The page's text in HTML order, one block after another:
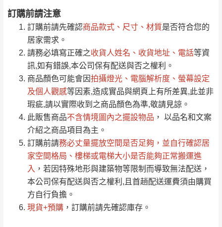
訂購前請注意
訂購前請先確認商品款式、尺寸、材質是否符合您的
居家需求。
請務必填寫正確之收貨人姓名、收貨地址、電話等資
訊,如有錯誤,本公司保有配送與否之權利。
商品顏色可能會因拍攝燈光、電腦解析度、螢幕設定
及個人觀感等因素,造成實品與網頁上有所差異,此並非
瑕疵,請以實際收到之商品顏色為準,敬請見諒。
此販售商品不含情境圖內之擺設物品 ， 以品名和文案
介紹之商品項目為主。
訂購前請務必丈量擺放空間是否足夠 ，並自行確認居
家空間格局、 樓梯或電梯大小是否能夠正常搬運進
入 ，若因特殊地形與建築物等限制而導致無法配送，
本公司保有配送與否之權利,且首趟配送運費須由購買
方自行負擔。
現貨+預購 ，訂購前請先確認庫存。
運 費 說 明
運送地區 運送費用
偏遠地區
（請先線上詢問 LINE
→@dershin ）
桃園
免 運
復興鄉
新竹
峨眉鄉、五峰鄉、
橫山、北埔鄉、尖
石鄉、寶山鄉山
區、新埔山區、芎
注意事項：
由於品項繁多，網頁無法及時更新，如有需
要購買商品，請於出發前來電或到「官方
Line客服」來信確認商品是否有「現貨」與
「金額」。
若商品價格或庫存有異常，商家有權取消訂
單。部分網路商品恕無法更改原設計或客製，敬請
見諒！
接單後二日內(不含例假日)，我們客服會與您
電話聯絡或E-Mail通知確認訂單。
（線上客
服 LINE → @dershin）
下單前先詢問是否現貨 ，若未詢問下單後無
現貨我們客服會再來電或E-Mail與您聯絡
（洽詢方式請搜尋 Line ID →
0/5 (0)筆
全部 依評論高至低排列
依評論低至高排列 只顯示附上圖片
只顯示附上評論